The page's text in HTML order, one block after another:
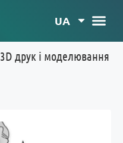
UA
3D друк і моделювання